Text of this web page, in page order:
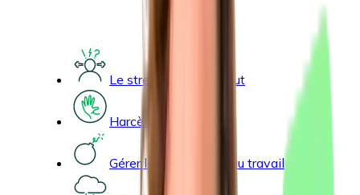
Le stress et le burn-out
Harcèlement
Gérer les agressions au travail